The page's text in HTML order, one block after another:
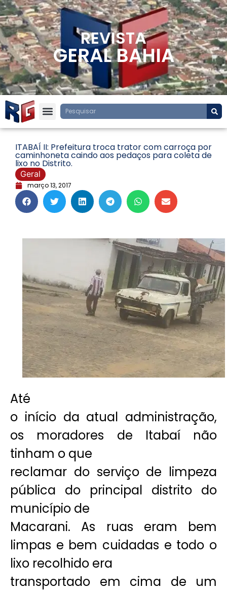
REVISTA
GERAL BAHIA
ITABAÍ II: Prefeitura troca trator com carroça por
caminhoneta caindo aos pedaços para coleta de
lixo no Distrito.
Geral
março 13, 2017
Até
o início da atual administração,
os moradores de Itabaí não
tinham o que
reclamar do serviço de limpeza
pública do principal distrito do
município de
Macarani. As ruas eram bem
limpas e bem cuidadas e todo o
lixo recolhido era
transportado em cima de um